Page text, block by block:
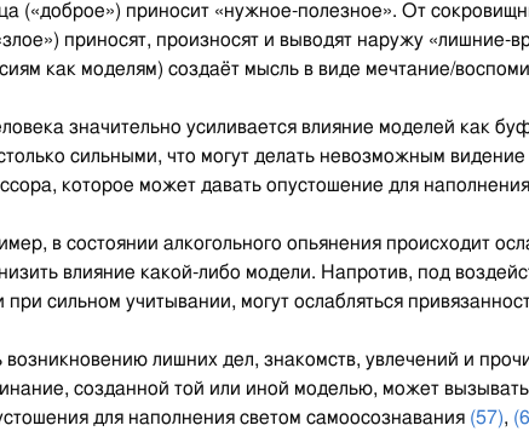
(«доброе») приносит «нужное-полезное». От
приносят, произносят и выводят наружу «лишние-
как моделям) создаёт мысль в виде мечтание/
значительно усиливается влияние моделей как
сильными, что могут делать невозможным
которое может давать опустошение для
в состоянии алкогольного опьянения происходит
влияние какой-либо модели. Напротив, под
сильном учитывании, могут ослабляться
лишних дел, знакомств, увлечений и
созданной той или иной моделью, может
для наполнения светом самоосознавания (57),